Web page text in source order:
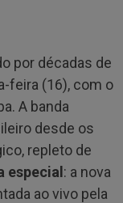
por décadas de
feira (16), com o
A banda
desde os
repleto de
especial: a nova
ao vivo pela